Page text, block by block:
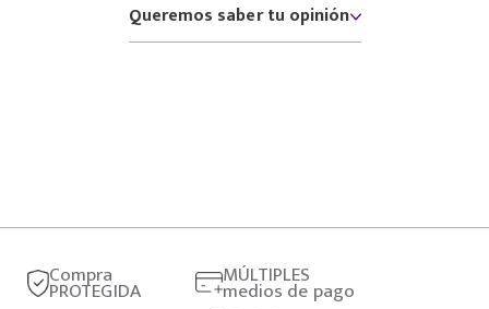
Queremos saber tu opinión
Compra
PROTEGIDA
MÚLTIPLES
medios de pago